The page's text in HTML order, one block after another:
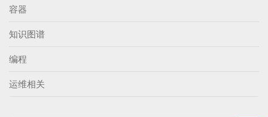
容器
知识图谱
编程
运维相关